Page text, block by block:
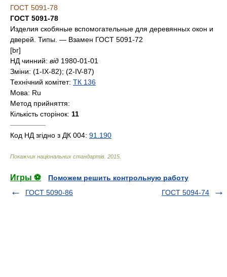
ГОСТ 5091-78
ГОСТ 5091-78
Изделия скобяные вспомогательные для деревянных окон и
дверей. Типы. — Взамен ГОСТ 5091-72
[br]
НД чинний: від 1980-01-01
Зміни: (1-IX-82); (2-IV-87)
Технічний комітет: ТК 136
Мова: Ru
Метод прийняття:
Кількість сторінок: 11
—————
Код НД згідно з ДК 004: 91.190
Покажчик національних стандартів 2015
Игры ⚽
Поможем решить контрольную работу
ГОСТ 5090-86
ГОСТ 5094-74